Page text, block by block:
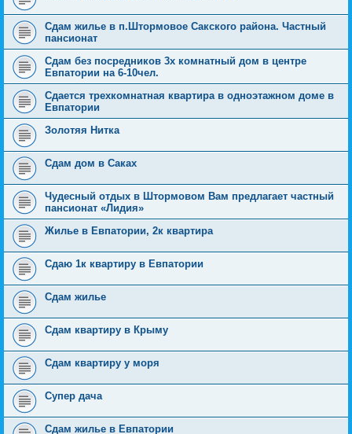
Сдам жилье в п.Штормовое Сакского района. Частный
пансионат
Сдам без посредников 3х комнатный дом в центре
Евпатории на 6-10чел.
Сдается трехкомнатная квартира в одноэтажном доме в
Евпатории
Золотяя Нитка
Сдам дом в Саках
Чудесный отдых в Штормовом Вам предлагает частный
пансионат «Лидия»
Жилье в Евпатории, 2к квартира
Сдаю 1к квартиру в Евпатории
Сдам жилье
Сдам квартиру в Крыму
Сдам квартиру у моря
Супер дача
Сдам жилье в Евпатории